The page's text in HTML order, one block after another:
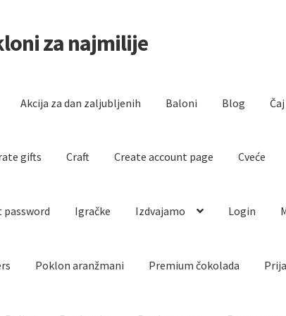
za najmilije
Akcija za dan zaljubljenih Baloni Blog
gifts Craft Create account page Cveće
password Igračke Izdvajamo Login
Poklon aranžmani Premium čokolada